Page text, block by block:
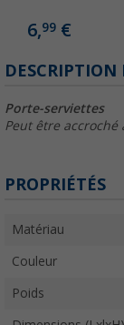
6,99 €
Porte-serviettes
Peut être
PROPRIÉTÉS
Matériau
Couleur
Poids